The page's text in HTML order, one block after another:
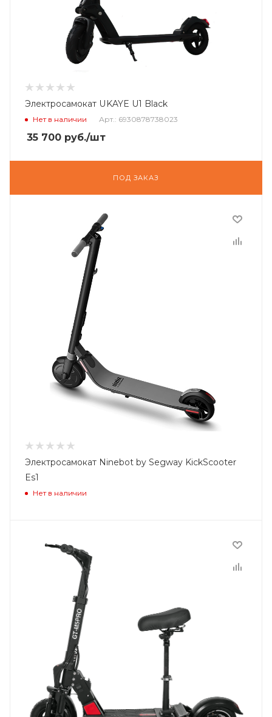
Электросамокат UKAYE U1 Black
Нет в наличии Арт.: 6930878738023
35 700 руб./шт
ПОД ЗАКАЗ
Электросамокат Ninebot by Segway KickScooter
Es1
Нет в наличии